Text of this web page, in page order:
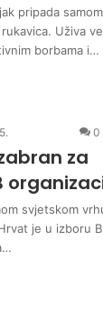
pripada samom
Uživa
borbama i…
0
za
svjetskom
je u izboru